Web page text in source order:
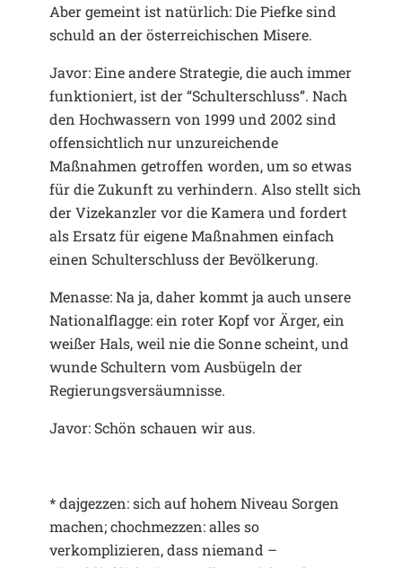
Aber gemeint ist natürlich: Die Piefke sind
schuld an der österreichischen Misere.
Javor: Eine andere Strategie, die auch immer
funktioniert, ist der “Schulterschluss”. Nach
den Hochwassern von 1999 und 2002 sind
offensichtlich nur unzureichende
Maßnahmen getroffen worden, um so etwas
für die Zukunft zu verhindern. Also stellt sich
der Vizekanzler vor die Kamera und fordert
als Ersatz für eigene Maßnahmen einfach
einen Schulterschluss der Bevölkerung.
Menasse: Na ja, daher kommt ja auch unsere
Nationalflagge: ein roter Kopf vor Ärger, ein
weißer Hals, weil nie die Sonne scheint, und
wunde Schultern vom Ausbügeln der
Regierungsversäumnisse.
Javor: Schön schauen wir aus.
* dajgezzen: sich auf hohem Niveau Sorgen
machen; chochmezzen: alles so
verkomplizieren, dass niemand –